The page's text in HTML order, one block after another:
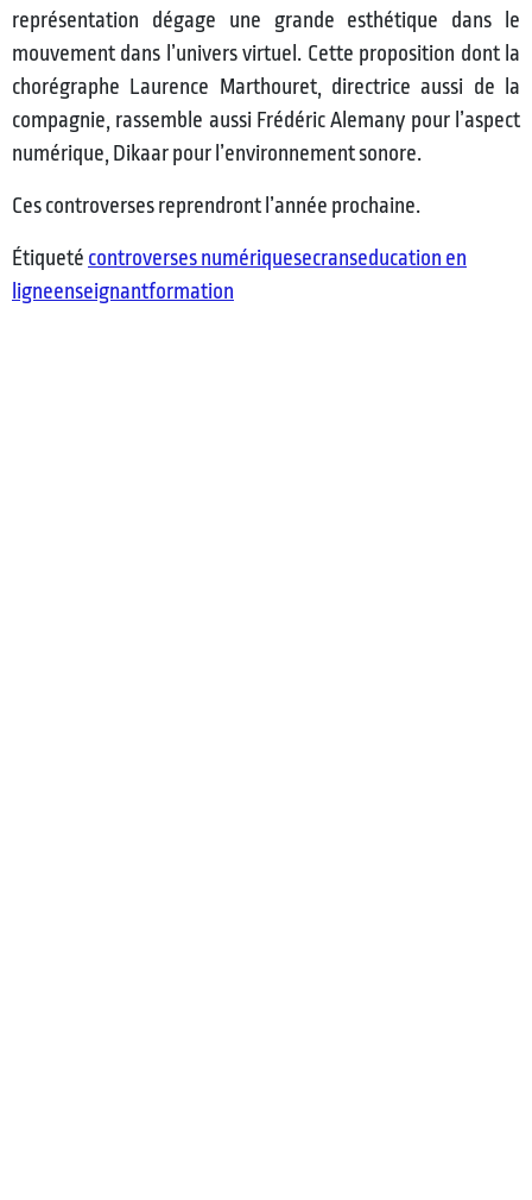
représentation dégage une grande esthétique dans le
mouvement dans l’univers virtuel. Cette proposition dont la
chorégraphe Laurence Marthouret, directrice aussi de la
compagnie, rassemble aussi Frédéric Alemany pour l’aspect
numérique, Dikaar pour l’environnement sonore.
Ces controverses reprendront l’année prochaine.
Étiqueté controverses numériquesecranseducation en
ligneenseignantformation